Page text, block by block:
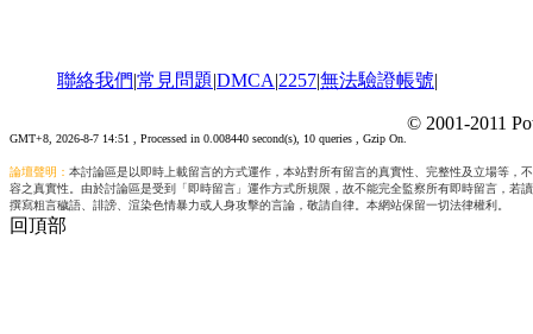
聯絡我們|常見問題|DMCA|2257|無法驗證帳號|
GMT+8, 2026-8-7 14:51 , Processed in 0.008440 second(s), 10 queries , Gzip On.
© 2001-2011
論壇聲明： 本討論區是以即時上載留言的方式運作，本站對所有留言的真實性、完整性及立場等
容之真實性。由於討論區是受到「即時留言」運作方式所規限，故不能完全監察所有即時留言，
撰寫粗言穢語、誹謗、渲染色情暴力或人身攻擊的言論，敬請自律。本網站保留一切法律權利。
回頂部